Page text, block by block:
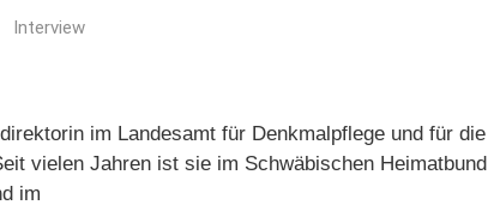
Interview
im Landesamt für Denkmalpflege und für
vielen Jahren ist sie im Schwäbischen
im